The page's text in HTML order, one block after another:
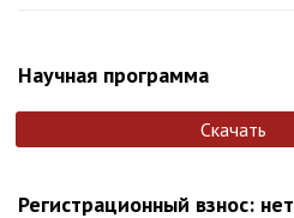
Научная программа
Скачать
Регистрационный взнос: нет